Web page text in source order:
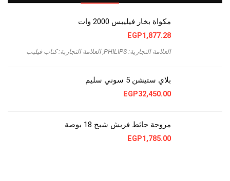
مكواة بخار فيليبس 2000 وات
EGP1,877.28
العلامة التجارية: PHILIPS ,العلامة التجارية: كتاب فيليب
بلاي ستيشن 5 سوني سليم
EGP32,450.00
مروحة حائط فريش شبح 18 بوصة
EGP1,785.00